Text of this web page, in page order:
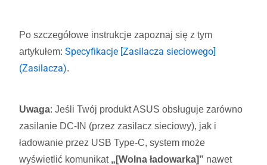
Po szczegółowe instrukcje zapoznaj się z tym
artykułem: Specyfikacje [Zasilacza sieciowego]
(Zasilacza).
Uwaga: Jeśli Twój produkt ASUS obsługuje zarówno
zasilanie DC-IN (przez zasilacz sieciowy), jak i
ładowanie przez USB Type‑C, system może
wyświetlić komunikat „[Wolna ładowarka]” nawet